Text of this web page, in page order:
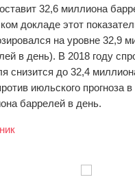
32,6 миллиона
докладе этот
на уровне 32,9
в день). В 2018 году
снизится до 32,4
июльского прогноза в
баррелей в день.